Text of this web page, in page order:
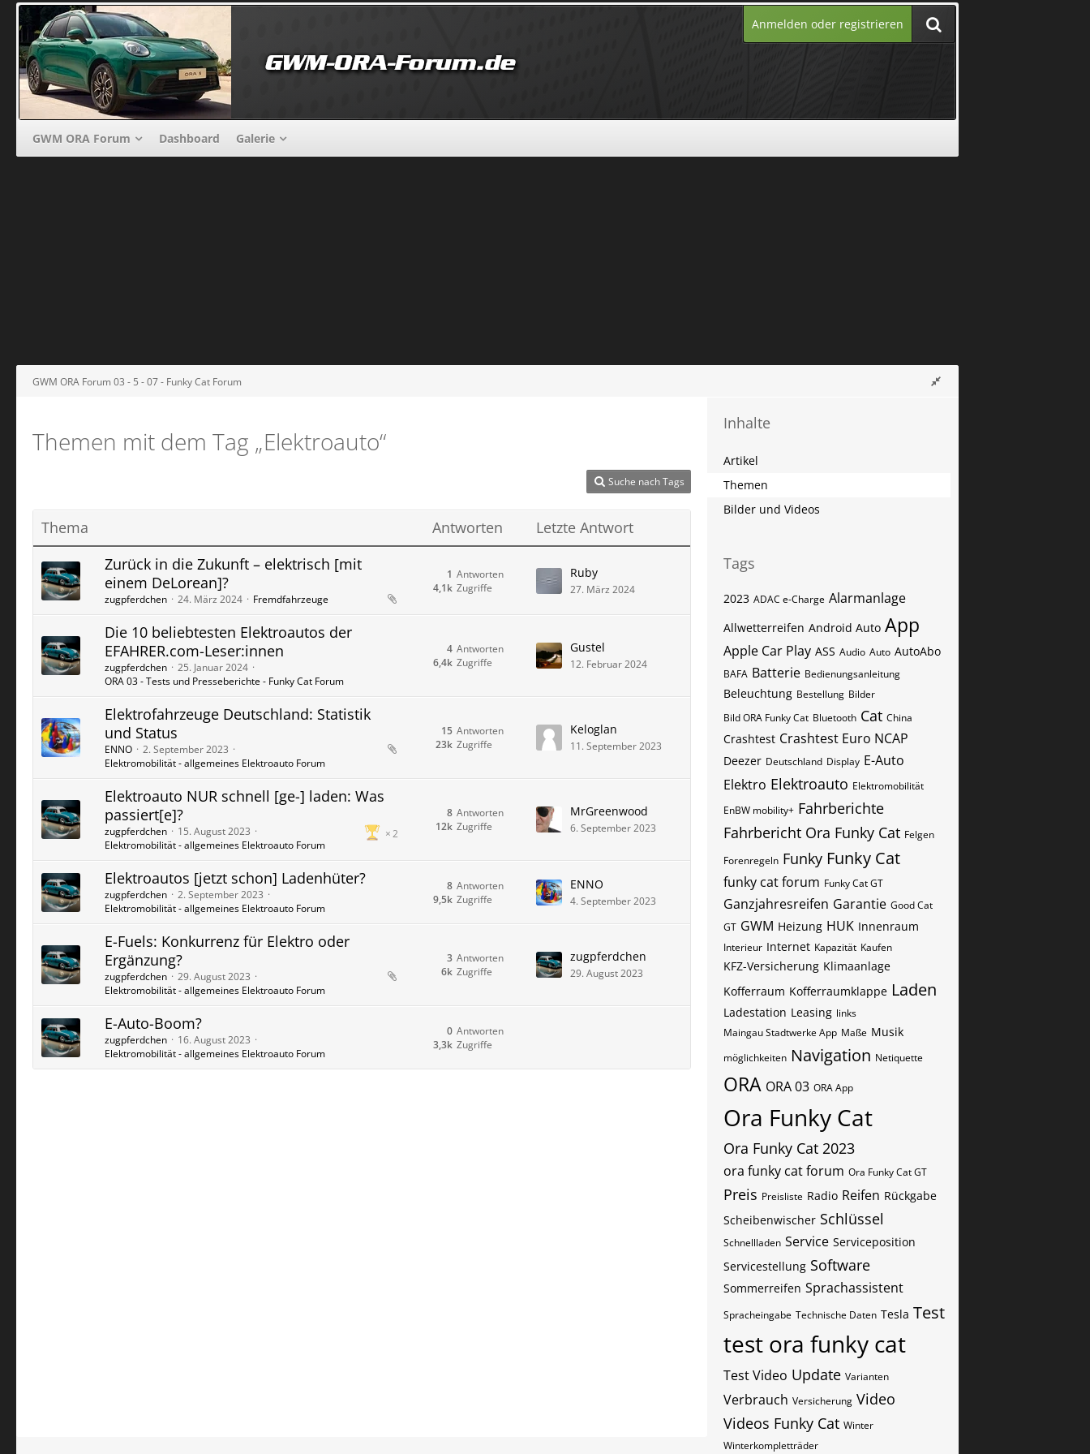
Anmelden oder registrieren
GWM ORA Forum Dashboard Galerie
GWM ORA Forum 03 - 5 - 07 - Funky Cat Forum
Themen mit dem Tag „Elektroauto“
Suche nach Tags
Thema Antworten
Letzte Antwort
Zurück in die Zukunft – elektrisch [mit
einem DeLorean]?
zugpferdchen 24. März 2024 Fremdfahrzeuge
Antworten
1
Zugriffe
4,1k
Ruby
27. März 2024
Die 10 beliebtesten Elektroautos der
EFAHRER.com-Leser:innen
zugpferdchen
25. Januar 2024
ORA 03 - Tests und Presseberichte - Funky Cat Forum
Antworten
4
Zugriffe
6,4k
Gustel
12. Februar 2024
Elektrofahrzeuge Deutschland: Statistik
und Status
ENNO
2. September 2023
Elektromobilität - allgemeines Elektroauto Forum
Antworten
15
Zugriffe
23k
Keloglan
11. September 2023
Elektroauto NUR schnell [ge-] laden: Was
passiert[e]?
2
zugpferdchen
15. August 2023
Elektromobilität - allgemeines Elektroauto Forum
Antworten
8
Zugriffe
12k
MrGreenwood
6. September 2023
Elektroautos [jetzt schon] Ladenhüter?
zugpferdchen
2. September 2023
Elektromobilität - allgemeines Elektroauto Forum
Antworten
8
Zugriffe
9,5k
ENNO
4. September 2023
E-Fuels: Konkurrenz für Elektro oder
Ergänzung?
zugpferdchen
29. August 2023
Elektromobilität - allgemeines Elektroauto Forum
Antworten
3
Zugriffe
6k
zugpferdchen
29. August 2023
E-Auto-Boom?
zugpferdchen
16. August 2023
Elektromobilität - allgemeines Elektroauto Forum
Antworten
0
Zugriffe
3,3k
Inhalte
Artikel
Themen
Bilder und Videos
Tags
2023 ADAC e-Charge Alarmanlage
Allwetterreifen Android Auto App
Apple Car Play ASS Audio Auto AutoAbo
BAFA Batterie Bedienungsanleitung
Beleuchtung Bestellung Bilder
Bild ORA Funky Cat Bluetooth Cat China
Crashtest Crashtest Euro NCAP
Deezer Deutschland Display E-Auto
Elektro Elektroauto Elektromobilität
EnBW mobility+ Fahrberichte
Fahrbericht Ora Funky Cat Felgen
Forenregeln Funky Funky Cat
funky cat forum Funky Cat GT
Ganzjahresreifen Garantie Good Cat
GT GWM Heizung HUK Innenraum
Interieur Internet Kapazität Kaufen
KFZ-Versicherung Klimaanlage
Kofferraum Kofferraumklappe Laden
Ladestation Leasing links
Maingau Stadtwerke App Maße Musik
möglichkeiten Navigation Netiquette
ORA ORA 03 ORA App
Ora Funky Cat
Ora Funky Cat 2023
ora funky cat forum Ora Funky Cat GT
Preis Preisliste Radio Reifen Rückgabe
Scheibenwischer Schlüssel
Schnellladen Service Serviceposition
Servicestellung Software
Sommerreifen Sprachassistent
Spracheingabe Technische Daten Tesla Test
test ora funky cat
Test Video Update Varianten
Verbrauch Versicherung Video
Videos Funky Cat Winter
Winterkompletträder